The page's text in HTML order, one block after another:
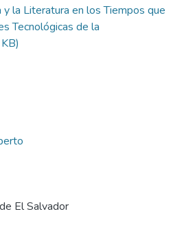
y la Literatura en los Tiempos que
Tecnológicas de la
El Salvador